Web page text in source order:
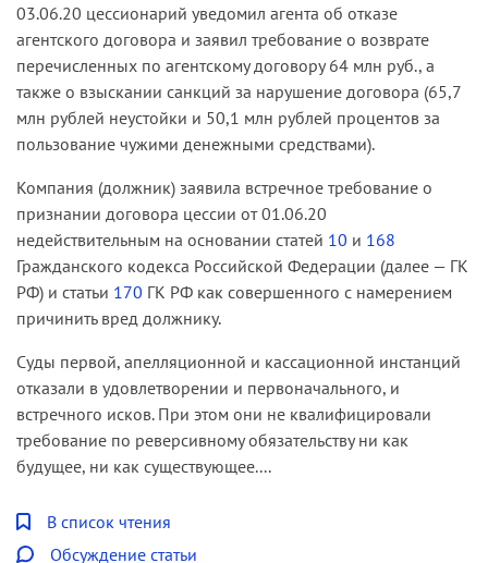
03.06.20 цессионарий уведомил агента об отказе
агентского договора и заявил требование о возврате
перечисленных по агентскому договору 64 млн руб., а
также о взыскании санкций за нарушение договора (65,7
млн рублей неустойки и 50,1 млн рублей процентов за
пользование чужими денежными средствами).
Компания (должник) заявила встречное требование о
признании договора цессии от 01.06.20
недействительным на основании статей 10 и 168
Гражданского кодекса Российской Федерации (далее — ГК
РФ) и статьи 170 ГК РФ как совершенного с намерением
причинить вред должнику.
Суды первой, апелляционной и кассационной инстанций
отказали в удовлетворении и первоначального, и
встречного исков. При этом они не квалифицировали
требование по реверсивному обязательству ни как
будущее, ни как существующее....
В список чтения
Обсуждение статьи